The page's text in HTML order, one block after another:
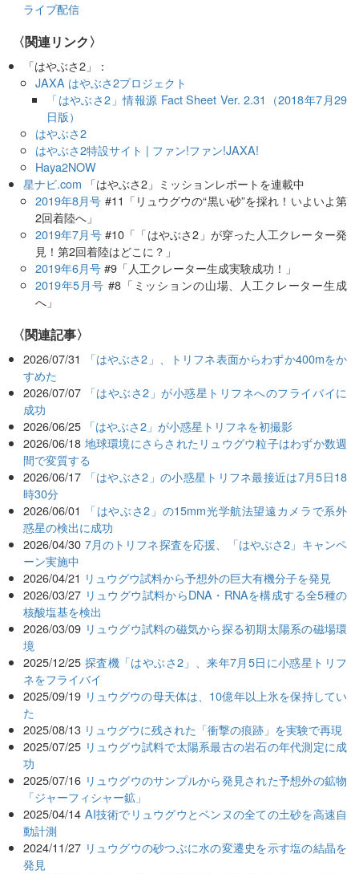
ライブ配信
〈関連リンク〉
「はやぶさ2」：
JAXA はやぶさ2プロジェクト
「はやぶさ2」情報源 Fact Sheet Ver. 2.31（2018年7月29
日版）
はやぶさ2
はやぶさ2特設サイト | ファン!ファン!JAXA!
Haya2NOW
星ナビ.com 「はやぶさ2」ミッションレポートを連載中
2019年8月号 #11「リュウグウの“黒い砂”を採れ！いよいよ第
2回着陸へ」
2019年7月号#10「「はやぶさ2」が穿った人工クレーター発
見！第2回着陸はどこに？」
2019年6月号#9「人工クレーター生成実験成功！」
2019年5月号 #8「ミッションの山場、人工クレーター生成
へ」
関連記事
2026/07/31
「はやぶさ2」、トリフネ表面からわずか400mをか
すめた
2026/07/07
「はやぶさ2」が小惑星トリフネへのフライバイに
成功
2026/06/25 「はやぶさ2」が小惑星トリフネを初撮影
2026/06/18 地球環境にさらされたリュウグウ粒子はわずか数週
間で変質する
2026/06/17
「はやぶさ2」の小惑星トリフネ最接近は7月5日18
時30分
2026/06/01
「はやぶさ2」の15mm光学航法望遠カメラで系外
惑星の検出に成功
2026/04/30 7月のトリフネ探査を応援、「はやぶさ2」キャンペ
ーン実施中
2026/04/21 リュウグウ試料から予想外の巨大有機分子を発見
2026/03/27 リュウグウ試料からDNA・RNAを構成する全5種の
核酸塩基を検出
2026/03/09 リュウグウ試料の磁気から探る初期太陽系の磁場環
境
2025/12/25 探査機「はやぶさ2」、来年7月5日に小惑星トリフ
ネをフライバイ
2025/09/19 リュウグウの母天体は、10億年以上氷を保持してい
た
2025/08/13 リュウグウに残された「衝撃の痕跡」を実験で再現
2025/07/25 リュウグウ試料で太陽系最古の岩石の年代測定に成
功
2025/07/16 リュウグウのサンプルから発見された予想外の鉱物
「ジャーフィシャー鉱」
2025/04/14 AI技術でリュウグウとベンヌの全ての土砂を高速自
動計測
2024/11/27 リュウグウの砂つぶに水の変遷史を示す塩の結晶を
発見